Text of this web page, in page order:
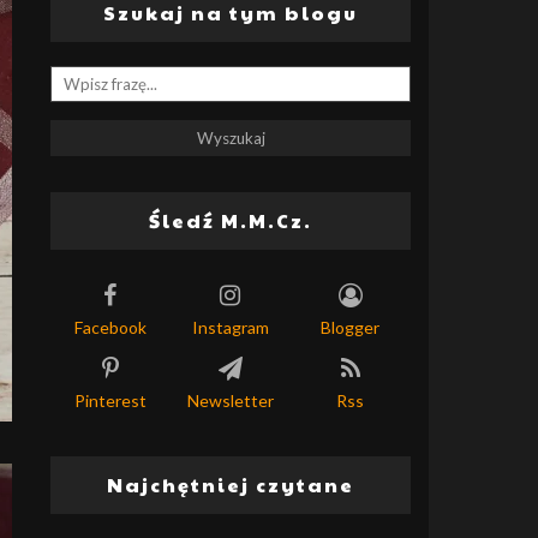
Szukaj na tym blogu
Śledź M.M.Cz.
Facebook Instagram Blogger
Pinterest Newsletter Rss
Najchętniej czytane